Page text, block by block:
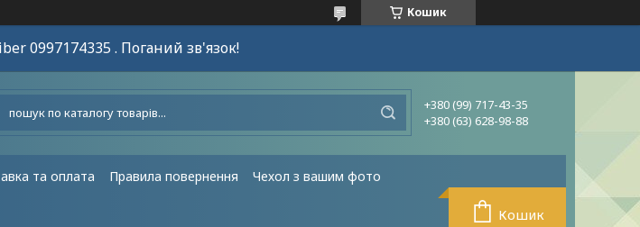
Кошик
0997174335 . Поганий зв'язок!
+380 (99) 717-43-35
+380 (63) 628-98-88
та оплата Правила повернення Чехол з вашим фото
Кошик